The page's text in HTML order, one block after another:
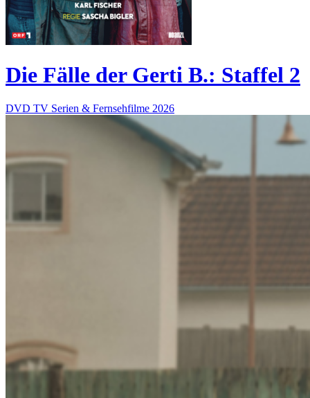
Die Fälle der Gerti B.: Staffel 2
DVD TV Serien & Fernsehfilme 2026